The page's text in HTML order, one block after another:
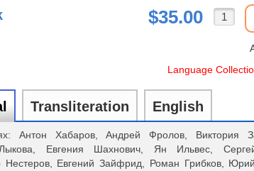
$35.00
Language
Transliteration English
Антон Хабаров, Андрей Фролов, Виктория
Евгения Шахнович, Ян Ильвес,
Нестеров, Евгений Зайфрид, Роман Грибков, Юрий